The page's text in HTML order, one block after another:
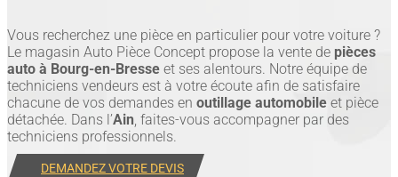
Vous recherchez une pièce en particulier pour votre voiture ?
Le magasin Auto Pièce Concept propose la vente de pièces
auto à Bourg-en-Bresse et ses alentours. Notre équipe de
techniciens vendeurs est à votre écoute afin de satisfaire
chacune de vos demandes en outillage automobile et pièce
détachée. Dans l’Ain, faites-vous accompagner par des
techniciens professionnels.
DEMANDEZ VOTRE DEVIS